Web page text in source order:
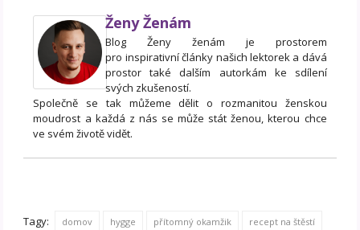
Ženy Ženám
Blog Ženy ženám je prostorem
pro inspirativní články našich lektorek a dává
prostor také dalším autorkám ke sdílení
svých zkušeností.
Společně se tak můžeme dělit o rozmanitou ženskou
moudrost a každá z nás se může stát ženou, kterou chce
ve svém životě vidět.
Tagy: domov hygge přítomný okamžik recept na štěstí